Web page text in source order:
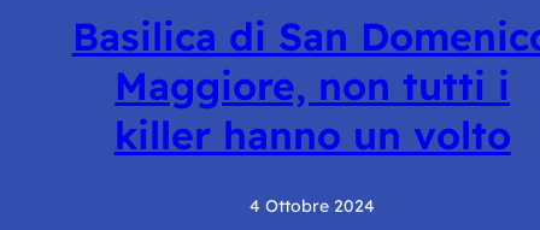
Basilica di San
Maggiore, non tutti i
killer hanno un volto
4 Ottobre 2024